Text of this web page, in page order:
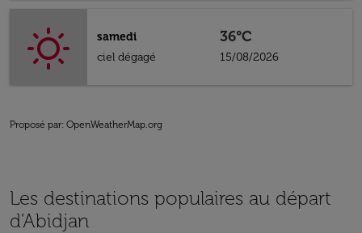
samedi
ciel dégagé
36°C
15/08/2026
Proposé par: OpenWeatherMap.org
Les destinations populaires au départ
d'Abidjan